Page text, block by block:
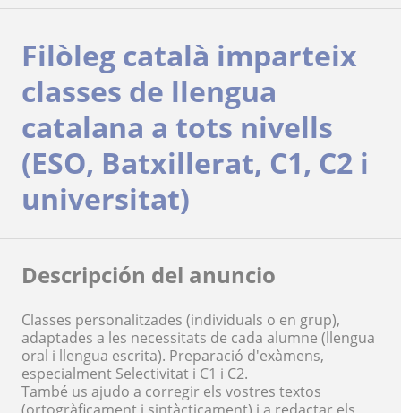
Filòleg català imparteix
classes de llengua
catalana a tots nivells
(ESO, Batxillerat, C1, C2 i
universitat)
Descripción del anuncio
Classes personalitzades (individuals o en grup),
adaptades a les necessitats de cada alumne (llengua
oral i llengua escrita). Preparació d'exàmens,
especialment Selectivitat i C1 i C2.
També us ajudo a corregir els vostres textos